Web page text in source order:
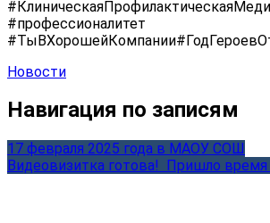
#профессионалитет
Новости
Навигация по записям
17 февраля 2025 года в МАОУ СОШ
Видеовизитка готова! ️ Пришло время